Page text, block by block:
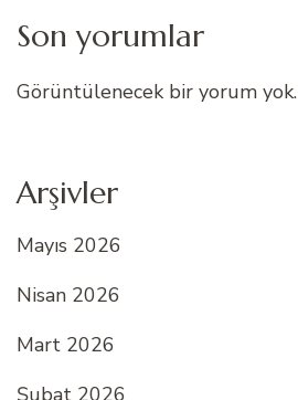
Son yorumlar
Görüntülenecek bir yorum yok.
Arşivler
Mayıs 2026
Nisan 2026
Mart 2026
Şubat 2026